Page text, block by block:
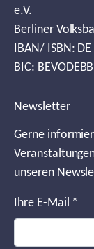
e.V.
Berliner
IBAN/ ISBN:
BIC: BEVODEBB
Newsletter
Gerne
unseren
Ihre E-Mail *